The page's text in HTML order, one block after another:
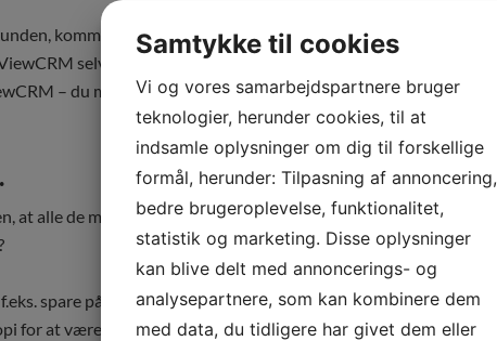
kommer automatisk ind i SkyViewCRM!
selv finde ud af det?
– du modtager blot en mail, og vupti, så ligger den der få
at alle de mails, vi sender og modtager kommer ind på den
spare på, at du ikke skal læse alle de mails, dine kolleger
for at være sikker på, du ved, hvad du skal vide?
Samtykke til cookies
Vi og vores samarbejdspartnere bruger
teknologier, herunder cookies, til at
indsamle oplysninger om dig til forskellige
formål, herunder: Tilpasning af annoncering,
bedre brugeroplevelse, funktionalitet,
statistik og marketing. Disse oplysninger
kan blive delt med annoncerings- og
analysepartnere, som kan kombinere dem
med data, du tidligere har givet dem eller